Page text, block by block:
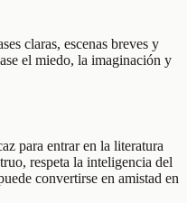
claras, escenas breves y
el miedo, la imaginación y
para entrar en la literatura
respeta la inteligencia del
convertirse en amistad en